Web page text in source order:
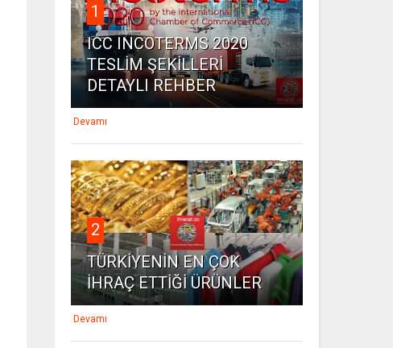
1
ICC INCOTERMS 2020
TESLİM ŞEKİLLERİ
DETAYLI REHBER
Devamı
2
TÜRKİYENİN EN ÇOK
İHRAÇ ETTİĞİ ÜRÜNLER
Devamı